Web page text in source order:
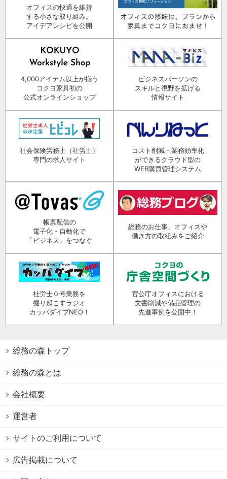
オフィスの快適を維持
する小さな取り組み。
アイデアレシピを公開
4,000アイテム以上が揃う
コクヨ家具初の
公式オンラインショップ
ビジネスパーソンの
スキルと視野を拡げる
情報サイト
社会保険労務士（社労士）
専門の求人サイト
コスト削減・業務効率化
ができるクラウド型の
WEB購買管理システム
帳票配信の
電子化・自動化で
「ビジネス」をつなぐ
総務のお仕事、オフィスや
働き方の取組みをご紹介
社労士０号業務を
掘り起こすラジオ
カッパダイブNEO！
官公庁オフィスにおける
文書削減や備品管理の
先進事例を公開中！
総務の森トップ
総務の森とは
会社概要
運営者
サイトのご利用について
広告掲載について